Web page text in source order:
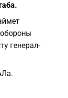
генерал-